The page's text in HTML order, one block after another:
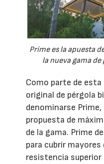
Prime es la apuesta
la nueva gama
Como parte de
original de pérgola
denominarse
propuesta de
de la gama. Prime
para cubrir
resistencia